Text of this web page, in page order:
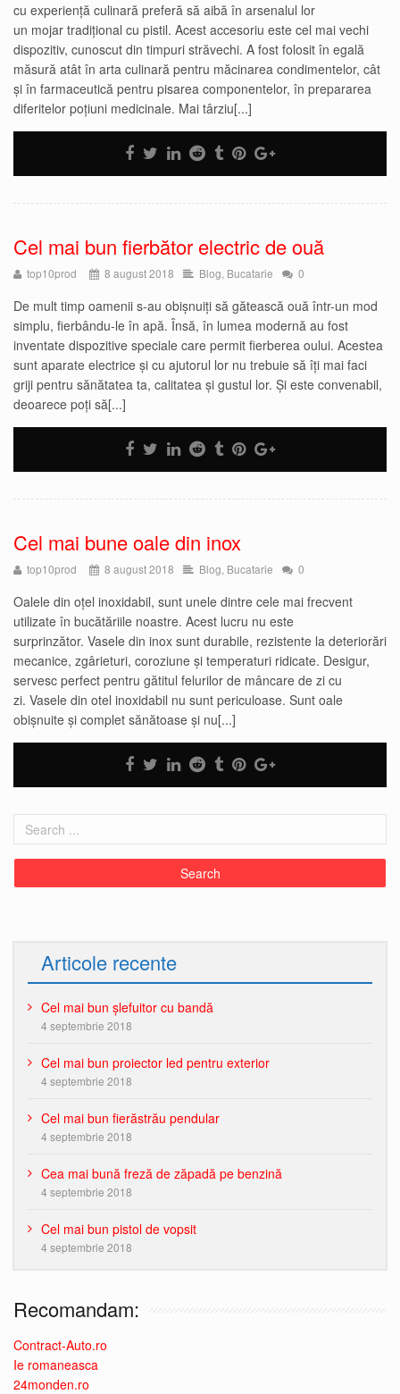
cu experiență culinară preferă să aibă în arsenalul lor
un mojar tradițional cu pistil. Acest accesoriu este cel mai vechi
dispozitiv, cunoscut din timpuri străvechi. A fost folosit în egală
măsură atât în ​​arta culinară pentru măcinarea condimentelor, cât
și în farmaceutică pentru pisarea componentelor, în prepararea
diferitelor poțiuni medicinale. Mai târziu[...]
Cel mai bun fierbător electric de ouă
top10prod 8 august 2018 Blog, Bucatarie 0
De mult timp oamenii s-au obișnuiți să gătească ouă într-un mod
simplu, fierbându-le în apă. Însă, în lumea modernă au fost
inventate dispozitive speciale care permit fierberea oului. Acestea
sunt aparate electrice și cu ajutorul lor nu trebuie să îți mai faci
griji pentru sănătatea ta, calitatea și gustul lor. Și este convenabil,
deoarece poți să[...]
Cel mai bune oale din inox
top10prod 8 august 2018 Blog, Bucatarie 0
Oalele din oțel inoxidabil, sunt unele dintre cele mai frecvent
utilizate în bucătăriile noastre. Acest lucru nu este
surprinzător. Vasele din inox sunt durabile, rezistente la deteriorări
mecanice, zgârieturi, coroziune și temperaturi ridicate. Desigur,
servesc perfect pentru gătitul felurilor de mâncare de zi cu
zi. Vasele din otel inoxidabil nu sunt periculoase. Sunt oale
obișnuite și complet sănătoase și nu[...]
Articole recente
Cel mai bun șlefuitor cu bandă
4 septembrie 2018
Cel mai bun proiector led pentru exterior
4 septembrie 2018
Cel mai bun fierăstrău pendular
4 septembrie 2018
Cea mai bună freză de zăpadă pe benzină
4 septembrie 2018
Cel mai bun pistol de vopsit
4 septembrie 2018
Recomandam:
Contract-Auto.ro
Ie romaneasca
24monden.ro